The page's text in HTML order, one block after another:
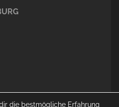
die bestmögliche Erfahrung